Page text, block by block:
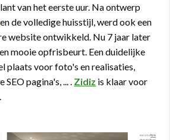
van het eerste uur. Na ontwerp
en de volledige huisstijl, werd ook een
website ontwikkeld. Nu 7 jaar later
mooie opfrisbeurt. Een duidelijke
plaats voor foto's en realisaties,
SEO pagina's, ... . Zidiz is klaar voor